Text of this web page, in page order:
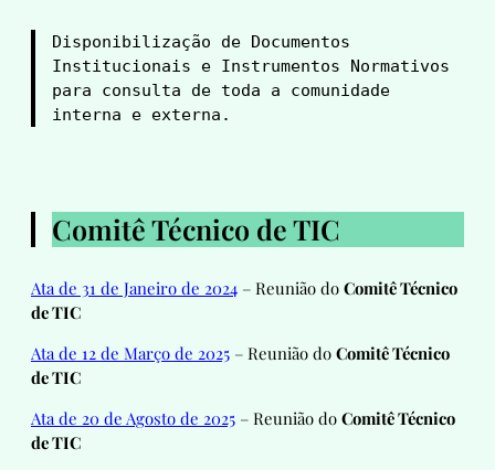
Disponibilização de Documentos
Institucionais e Instrumentos Normativos
para consulta de toda a comunidade
interna e externa.
Comitê Técnico de TIC
Ata de 31 de Janeiro de 2024 – Reunião do Comitê Técnico
de TIC
Ata de 12 de Março de 2025 – Reunião do Comitê Técnico
de TIC
Ata de 20 de Agosto de 2025 – Reunião do Comitê Técnico
de TIC